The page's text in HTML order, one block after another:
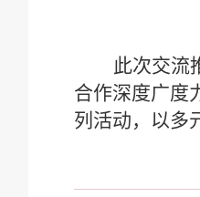
此次交流
合作深度广度
列活动，以多